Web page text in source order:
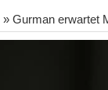
» Gurman erwartet